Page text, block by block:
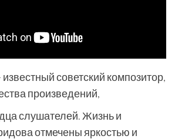
советский композитор,
произведений,
слушателей. Жизнь и
отмечены яркостью и